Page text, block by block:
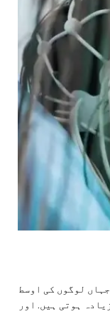
لوگوں کی اوسط
ہوتی ہیں. اور